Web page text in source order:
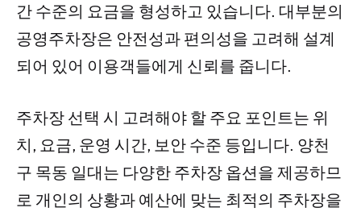
간 수준의 요금을 형성하고 있습니다. 대부분의
공영주차장은 안전성과 편의성을 고려해 설계
되어 있어 이용객들에게 신뢰를 줍니다.
주차장 선택 시 고려해야 할 주요 포인트는 위
치, 요금, 운영 시간, 보안 수준 등입니다. 양천
구 목동 일대는 다양한 주차장 옵션을 제공하므
로 개인의 상황과 예산에 맞는 최적의 주차장을